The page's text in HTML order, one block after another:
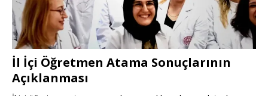
İl İçi Öğretmen Atama Sonuçlarının
Açıklanması